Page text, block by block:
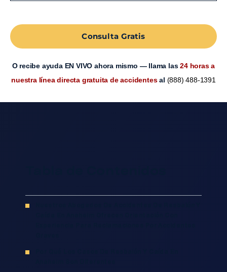
Consulta Gratis
O recibe ayuda EN VIVO ahora mismo — llama las24 horas a
nuestra línea directa gratuita de accidentesal (888) 488-1391